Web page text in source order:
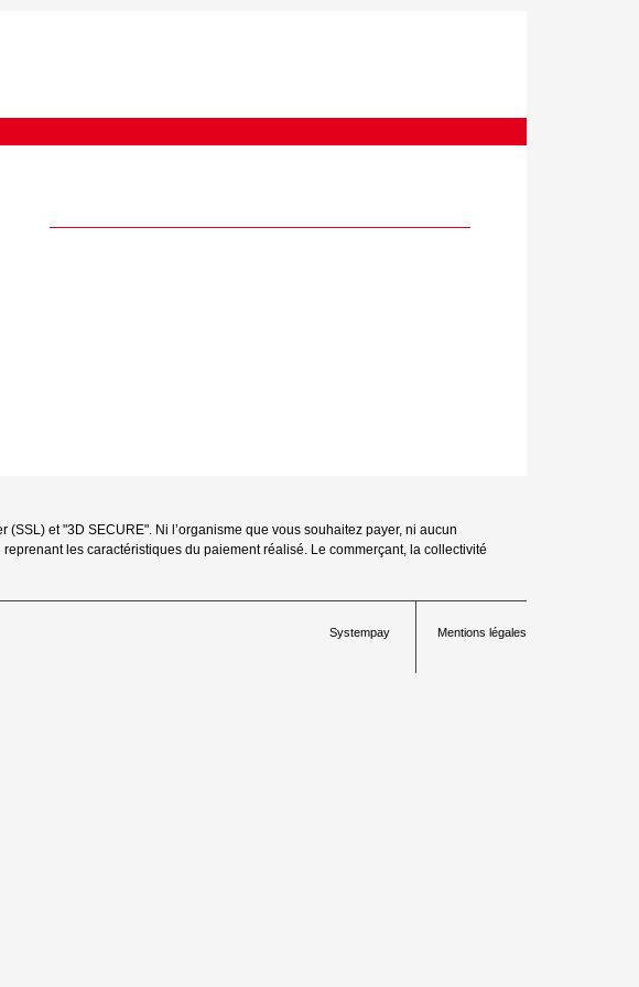
et "3D SECURE". Ni l’organisme que vous souhaitez payer, ni aucun
les caractéristiques du paiement réalisé. Le commerçant, la collectivité
Systempay Mentions légales